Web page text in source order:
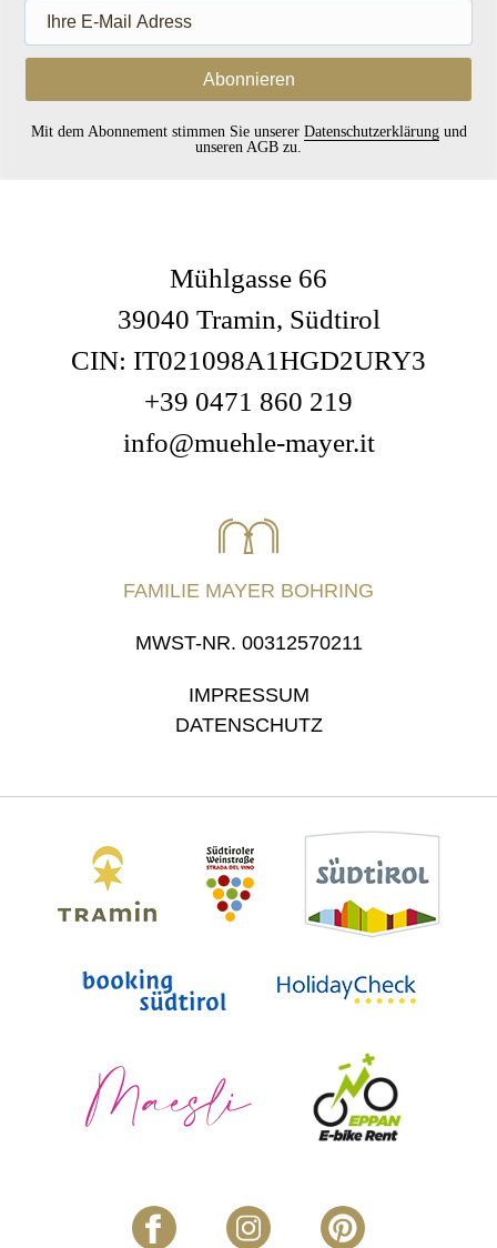
Ihre
E-
Mit dem Abonnement stimmen Sie unserer Datenschutzerklärungund
unseren AGB zu.
Mühlgasse 66
39040 Tramin, Südtirol
CIN: IT021098A1HGD2URY3
+39 0471 860 219
info@muehle-mayer.it
FAMILIE MAYER BOHRING
MWST-NR. 00312570211
IMPRESSUM
DATENSCHUTZ